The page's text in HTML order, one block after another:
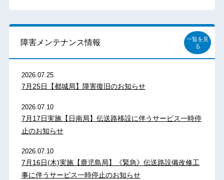
障害メンテナンス情報
一覧を見
る
2026.07.25
7月25日【都城局】障害復旧のお知らせ
2026.07.10
7月17日実施【日南局】伝送路移設に伴うサービス一時停
止のお知らせ
2026.07.10
7月16日(木)実施【鹿児島局】《緊急》伝送路設備改修工
事に伴うサービス一時停止のお知らせ